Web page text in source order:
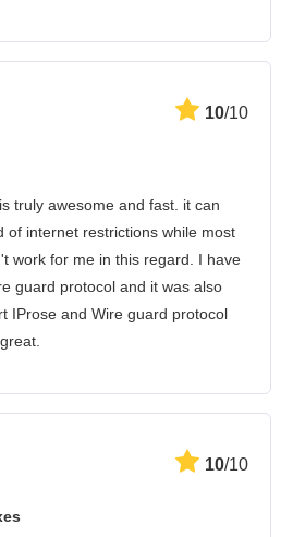
10/10
truly awesome and fast. it can
of internet restrictions while most
work for me in this regard. I have
guard protocol and it was also
IProse and Wire guard protocol
10/10